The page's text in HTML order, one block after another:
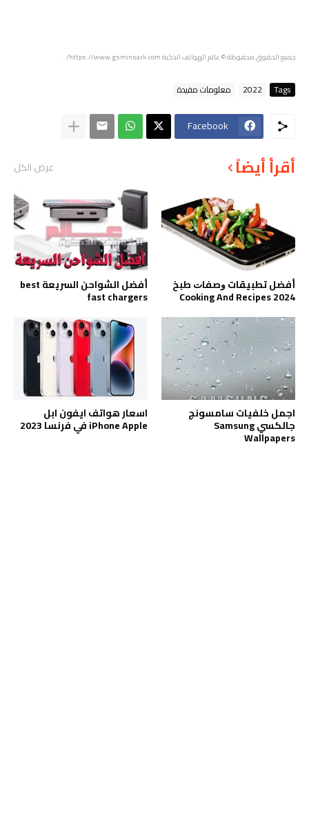
جميع الحقوق محفوظة© عالم الهواتف الذكيةhttps://www.gsminsark.com/
.
Tags
2022 معلومات مفيدة
Facebook
أقرأ أيضاً عرض الكل
أفضل تطبيقات ﻭﺻﻔﺎﺕ ﻃﺒﺦ
2024 Cooking And Recipes
أفضل الشواحن السريعة best
fast chargers
اجمل خلفيات سامسونج
جالكسي Samsung
Wallpapers
اسعار هواتف ايفون ابل
iPhone Apple في فرنسا 2023